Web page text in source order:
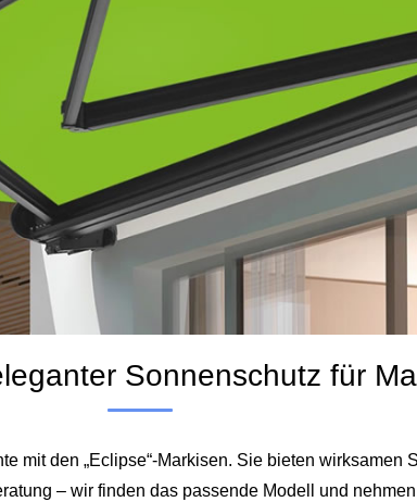
Sonnenschutz für
mit den „Eclipse“-Markisen. Sie bieten wirksamen
– wir finden das passende Modell und